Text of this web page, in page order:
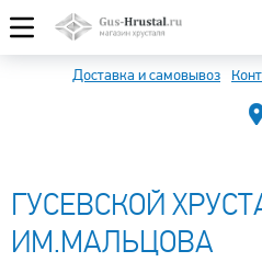
Доставка и самовывоз
ГУСЕВСКОЙ
ИМ.МАЛЬЦОВА